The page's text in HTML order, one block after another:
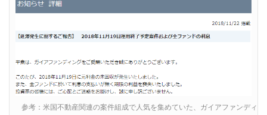
参考：米国不動産関連の案件組成で人気を集めていた、ガイアファンディ